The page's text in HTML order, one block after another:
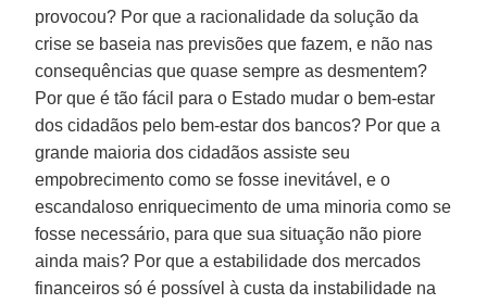
provocou? Por que a racionalidade da solução da
crise se baseia nas previsões que fazem, e não nas
consequências que quase sempre as desmentem?
Por que é tão fácil para o Estado mudar o bem-estar
dos cidadãos pelo bem-estar dos bancos? Por que a
grande maioria dos cidadãos assiste seu
empobrecimento como se fosse inevitável, e o
escandaloso enriquecimento de uma minoria como se
fosse necessário, para que sua situação não piore
ainda mais? Por que a estabilidade dos mercados
financeiros só é possível à custa da instabilidade na